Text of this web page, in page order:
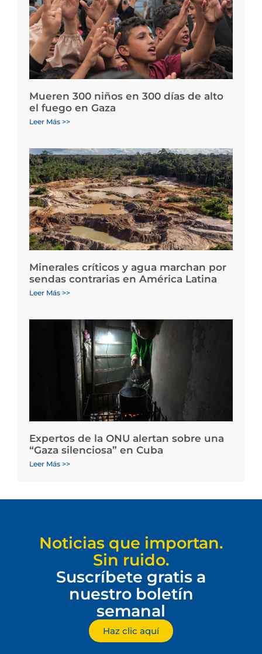
Mueren 300 niños en 300 días de alto
el fuego en Gaza
Leer Más >>
Minerales críticos y agua marchan por
sendas contrarias en América Latina
Leer Más >>
Expertos de la ONU alertan sobre una
“Gaza silenciosa” en Cuba
Leer Más >>
Noticias que importan.
Sin ruido.
Suscríbete gratis a
nuestro boletín
semanal
Haz clic aquí